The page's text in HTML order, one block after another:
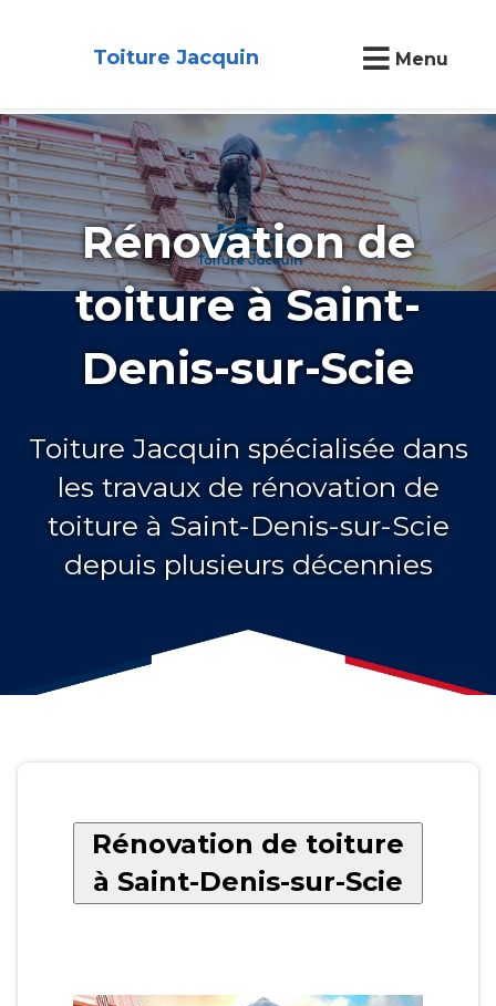
Toiture Jacquin Menu
Rénovation de
toiture à Saint-
Denis-sur-Scie
Toiture Jacquin spécialisée dans
les travaux de rénovation de
toiture à Saint-Denis-sur-Scie
depuis plusieurs décennies
Rénovation de toiture
à Saint-Denis-sur-Scie